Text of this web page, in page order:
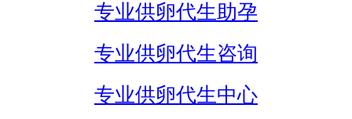
专业供卵代生助孕
专业供卵代生咨询
专业供卵代生中心